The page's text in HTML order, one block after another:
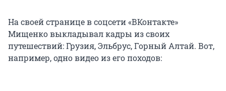
На своей странице в соцсети «ВКонтакте»
Мищенко выкладывал кадры из своих
путешествий: Грузия, Эльбрус, Горный Алтай. Вот,
например, одно видео из его походов: